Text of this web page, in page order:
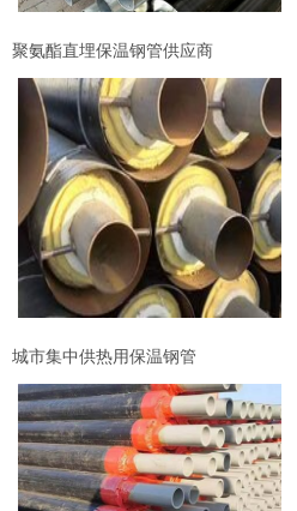
聚氨酯直埋保温钢管供应商
城市集中供热用保温钢管